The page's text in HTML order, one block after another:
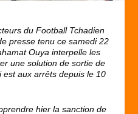
du Football Tchadien
presse tenu ce samedi 22
Ouya interpelle les
une solution de sortie de
est aux arrêts depuis le 10
hier la sanction de